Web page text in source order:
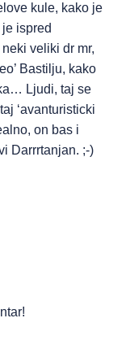
kule, kako je
ispred
veliki dr mr,
Bastilju, kako
Ljudi, taj se
‘avanturisticki
on bas i
Darrrtanjan. ;-)